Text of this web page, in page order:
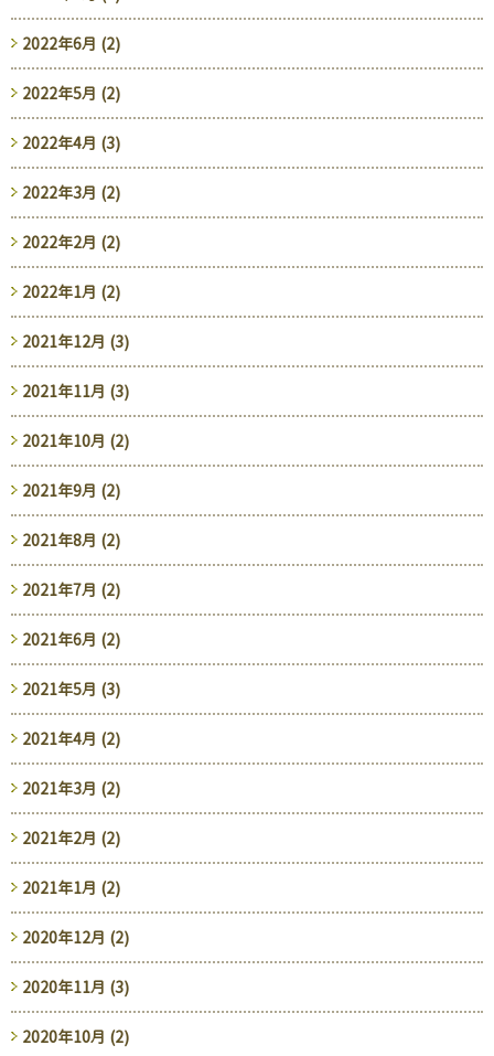
2022年6月 (2)
2022年5月 (2)
2022年4月 (3)
2022年3月 (2)
2022年2月 (2)
2022年1月 (2)
2021年12月 (3)
2021年11月 (3)
2021年10月 (2)
2021年9月 (2)
2021年8月 (2)
2021年7月 (2)
2021年6月 (2)
2021年5月 (3)
2021年4月 (2)
2021年3月 (2)
2021年2月 (2)
2021年1月 (2)
2020年12月 (2)
2020年11月 (3)
2020年10月 (2)